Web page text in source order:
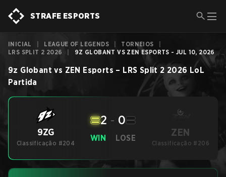
STRAFE ESPORTS
INICIAL LEAGUE OF LEGENDS TORNEIOS
LRS SPLIT 2 2026
9Z GLOBANT VS ZEN ESPORTS - JUL 10, 2026
9z Globant vs ZEN Esports – LRS Split 2 2026 LoL
Partida
9ZG
Classificação #204
WIN
2 - 0
LOSE ZEN
Classificação #206